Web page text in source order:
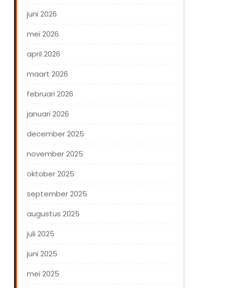
juni 2026
mei 2026
april 2026
maart 2026
februari 2026
januari 2026
december 2025
november 2025
oktober 2025
september 2025
augustus 2025
juli 2025
juni 2025
mei 2025